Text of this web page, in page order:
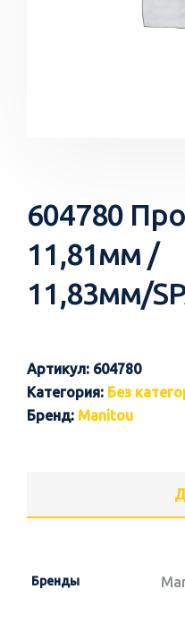
604780
11,81мм /
11,83мм/
Артикул: 604780
Категория: Без
Бренд: Manitou
Бренды